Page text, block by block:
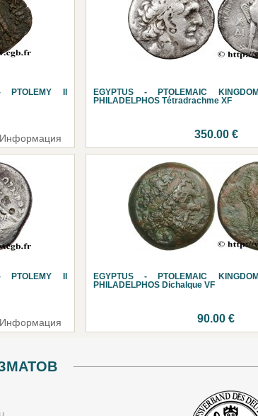
PTOLEMY II
EGYPTUS - PTOLEMAIC
PHILADELPHOS Tétradrachme XF
350.00 €
PTOLEMY II
EGYPTUS - PTOLEMAIC
PHILADELPHOS Dichalque VF
90.00 €